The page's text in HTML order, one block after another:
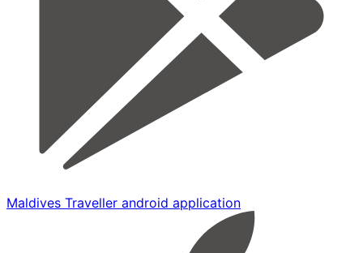
Maldives Traveller android application